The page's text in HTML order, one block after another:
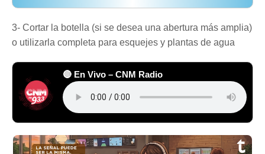
3- Cortar la botella (si se desea una abertura más amplia)
o utilizarla completa para esquejes y plantas de agua
🔴 En Vivo – CNM Radio